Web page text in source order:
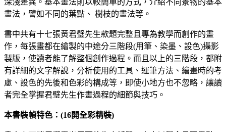
深淺差異。基本畫法則以較簡單的方式，介紹不同景物的基本
畫法，譬如不同的葉點、 樹枝的畫法等。
書中共有十七張黃君璧先生款題完整且專為教學而創作的畫
作，每張畫都在繪製的中途分三階段(用筆、染墨、設色)攝影
製版，使讀者能了解整個創作過程。而且以上的三階段，都附
有詳細的文字解說，分析使用的工具、運筆方法、繪畫時的考
慮、設色的先後和色彩的構成等，即使小地方也不忽略，讓讀
者完全掌握君璧先生作畫過程的細節與技巧。
本書裝幀特色：(16開全彩精裝)